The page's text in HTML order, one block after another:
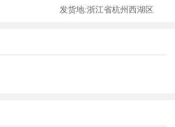
发货地:浙江省杭州西湖区